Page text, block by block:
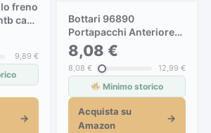
freno
cavo
9,89 €
→
Bottari 96890
Portapacchi Anteriore
per Biciclette
8,08 €
8,08 € 12,99 €
Minimo storico
Acquista su
Amazon
→